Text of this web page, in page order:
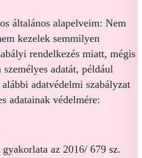
általános alapelveim: Nem
kezelek semmilyen
rendelkezés miatt, mégis
adatát, például
adatvédelmi szabályzat
adatainak védelmére:
az 2016/ 679 sz.